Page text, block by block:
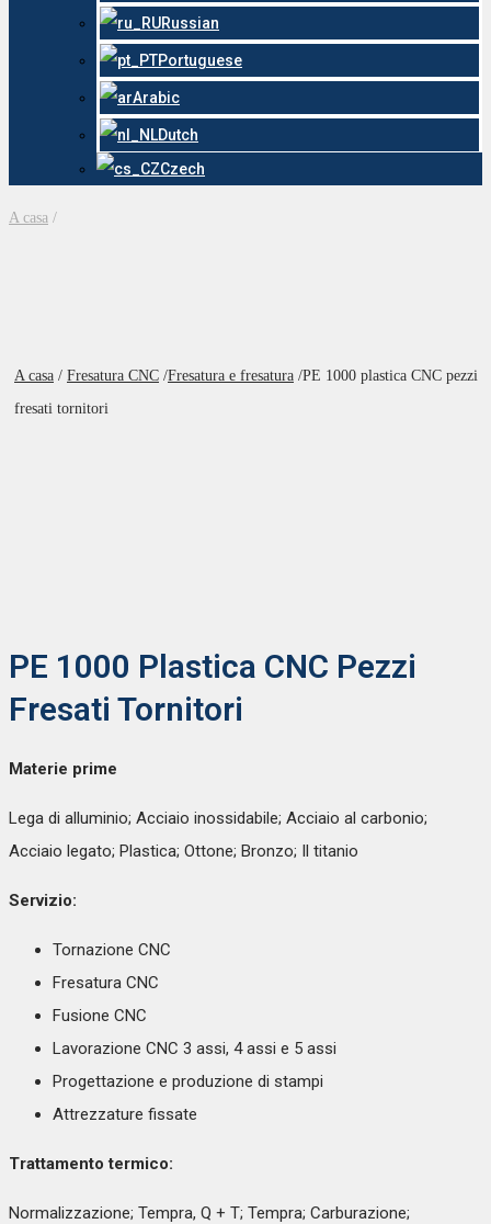
Russian
Portuguese
Arabic
Dutch
Czech
A casa /
A casa / Fresatura CNC /Fresatura e fresatura /PE 1000 plastica CNC pezzi
fresati tornitori
PE 1000 Plastica CNC Pezzi
Fresati Tornitori
Materie prime
Lega di alluminio; Acciaio inossidabile; Acciaio al carbonio;
Acciaio legato; Plastica; Ottone; Bronzo; Il titanio
Servizio:
Tornazione CNC
Fresatura CNC
Fusione CNC
Lavorazione CNC 3 assi, 4 assi e 5 assi
Progettazione e produzione di stampi
Attrezzature fissate
Trattamento termico:
Normalizzazione; Tempra, Q + T; Tempra; Carburazione;